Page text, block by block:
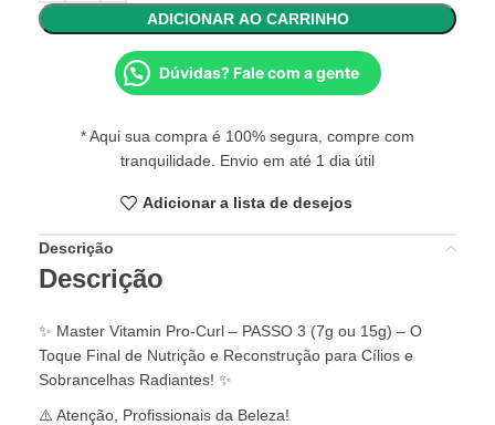
ADICIONAR AO CARRINHO
Dúvidas? Fale com a gente
* Aqui sua compra é 100% segura, compre com
tranquilidade. Envio em até 1 dia útil
Adicionar a lista de desejos
Descrição
Descrição
✨ Master Vitamin Pro-Curl – PASSO 3 (7g ou 15g) – O
Toque Final de Nutrição e Reconstrução para Cílios e
Sobrancelhas Radiantes! ✨
⚠️ Atenção, Profissionais da Beleza!